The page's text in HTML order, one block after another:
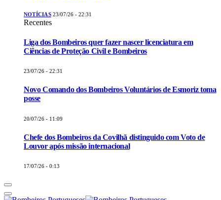
NOTÍCIAS 23/07/26 - 22:31
Recentes
Liga dos Bombeiros quer fazer nascer licenciatura em
Ciências de Proteção Civil e Bombeiros
23/07/26 - 22:31
Novo Comando dos Bombeiros Voluntários de Esmoriz toma
posse
20/07/26 - 11:09
Chefe dos Bombeiros da Covilhã distinguido com Voto de
Louvor após missão internacional
17/07/26 - 0:13